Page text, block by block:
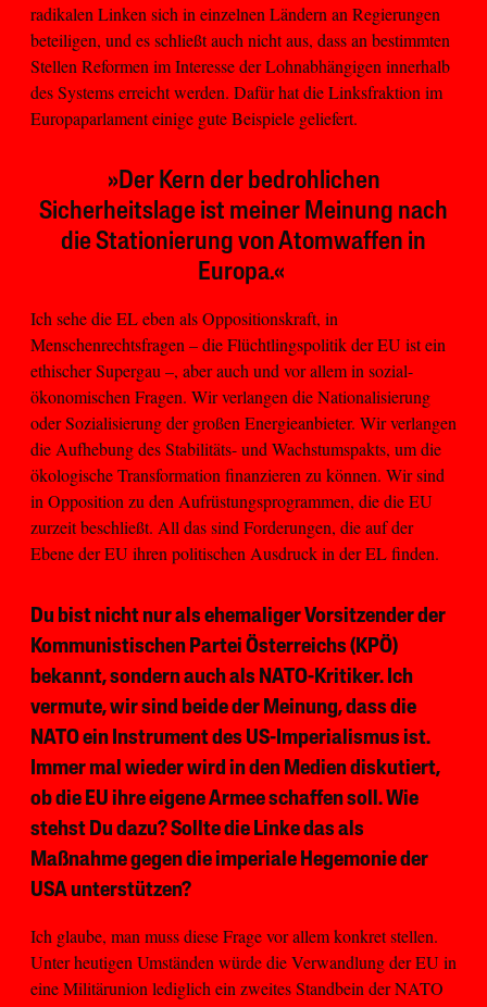
radikalen Linken sich in einzelnen Ländern an Regierungen
beteiligen, und es schließt auch nicht aus, dass an bestimmten
Stellen Reformen im Interesse der Lohnabhängigen innerhalb
des Systems erreicht werden. Dafür hat die Linksfraktion im
Europaparlament einige gute Beispiele geliefert.
»Der Kern der bedrohlichen
Sicherheitslage ist meiner Meinung nach
die Stationierung von Atomwaffen in
Europa.«
Ich sehe die EL eben als Oppositionskraft, in
Menschenrechtsfragen – die Flüchtlingspolitik der EU ist ein
ethischer Supergau –, aber auch und vor allem in sozial-
ökonomischen Fragen. Wir verlangen die Nationalisierung
oder Sozialisierung der großen Energieanbieter. Wir verlangen
die Aufhebung des Stabilitäts- und Wachstumspakts, um die
ökologische Transformation finanzieren zu können. Wir sind
in Opposition zu den Aufrüstungsprogrammen, die die EU
zurzeit beschließt. All das sind Forderungen, die auf der
Ebene der EU ihren politischen Ausdruck in der EL finden.
Du bist nicht nur als ehemaliger Vorsitzender der
Kommunistischen Partei Österreichs (KPÖ)
bekannt, sondern auch als NATO-Kritiker. Ich
vermute, wir sind beide der Meinung, dass die
NATO ein Instrument des US-Imperialismus ist.
Immer mal wieder wird in den Medien diskutiert,
ob die EU ihre eigene Armee schaffen soll. Wie
stehst Du dazu? Sollte die Linke das als
Maßnahme gegen die imperiale Hegemonie der
USA unterstützen?
Ich glaube, man muss diese Frage vor allem konkret stellen.
Unter heutigen Umständen würde die Verwandlung der EU in
eine Militärunion lediglich ein zweites Standbein der NATO